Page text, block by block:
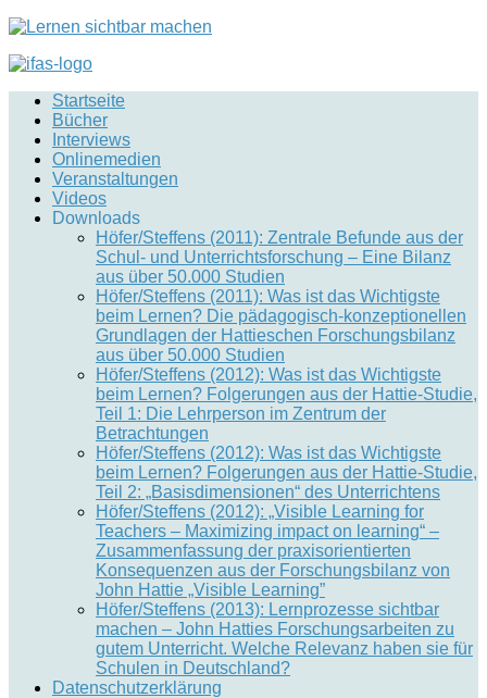
Startseite
Bücher
Interviews
Onlinemedien
Veranstaltungen
Videos
Downloads
Höfer/Steffens (2011): Zentrale Befunde aus der
Schul- und Unterrichtsforschung – Eine Bilanz
aus über 50.000 Studien
Höfer/Steffens (2011): Was ist das Wichtigste
beim Lernen? Die pädagogisch-konzeptionellen
Grundlagen der Hattieschen Forschungsbilanz
aus über 50.000 Studien
Höfer/Steffens (2012): Was ist das Wichtigste
beim Lernen? Folgerungen aus der Hattie-Studie,
Teil 1: Die Lehrperson im Zentrum der
Betrachtungen
Höfer/Steffens (2012): Was ist das Wichtigste
beim Lernen? Folgerungen aus der Hattie-Studie,
Teil 2: „Basisdimensionen“ des Unterrichtens
Höfer/Steffens (2012): „Visible Learning for
Teachers – Maximizing impact on learning“ –
Zusammenfassung der praxisorientierten
Konsequenzen aus der Forschungsbilanz von
John Hattie „Visible Learning”
Höfer/Steffens (2013): Lernprozesse sichtbar
machen – John Hatties Forschungsarbeiten zu
gutem Unterricht. Welche Relevanz haben sie für
Schulen in Deutschland?
Datenschutzerklärung